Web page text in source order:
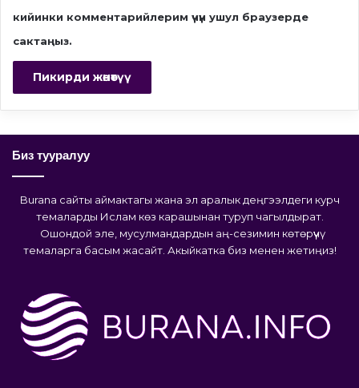
кийинки комментарийлерим үчүн ушул браузерде
сактаңыз.
Биз тууралуу
Burana сайты аймактагы жана эл аралык деңгээлдеги курч
темаларды Ислам көз карашынан туруп чагылдырат.
Ошондой эле, мусулмандардын аң-сезимин көтөрүүчү
темаларга басым жасайт. Акыйкатка биз менен жетиңиз!